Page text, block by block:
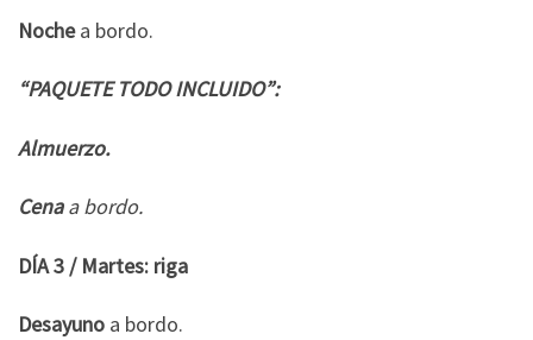
Nochea bordo.
“PAQUETE TODO INCLUIDO”:
Almuerzo.
Cenaa bordo.
DÍA 3 / Martes: riga
Desayuno a bordo.